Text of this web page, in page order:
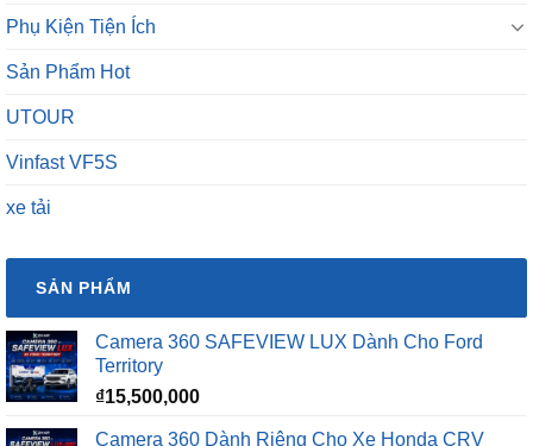
Phụ Kiện Tiện Ích
Sản Phẩm Hot
UTOUR
Vinfast VF5S
xe tải
SẢN PHẨM
Camera 360 SAFEVIEW LUX Dành Cho Ford
Territory
₫15,500,000
Camera 360 Dành Riêng Cho Xe Honda CRV